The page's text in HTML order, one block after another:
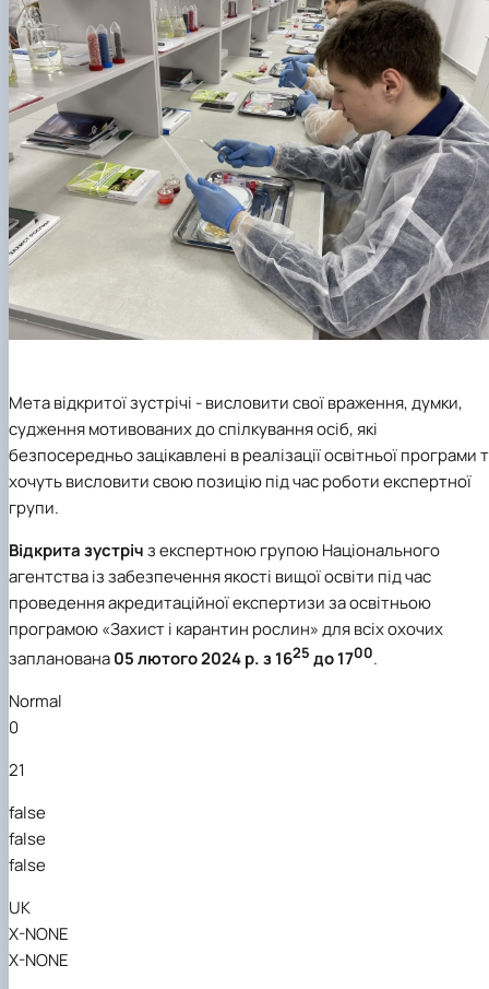
Мета відкритої зустрічі - висловити свої враження, думки,
судження мотивованих до спілкування осіб, які
безпосередньо зацікавлені в реалізації освітньої програми
хочуть висловити свою позицію під час роботи експертної
групи.
Відкрита зустрічз експертною групою Національного
агентства із забезпечення якості вищої освіти під час
проведення акредитаційної експертизи за освітньою
програмою «Захист і карантин рослин» для всіх охочих
запланована05 лютого 2024 р. з 1625 до 1700.
Normal
0
21
false
false
false
UK
X-NONE
X-NONE